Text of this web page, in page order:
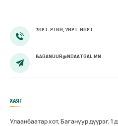
7021-2100, 7021-0021
BAGANUUR@NDAATGAL.MN
ХАЯГ
Улаанбаатар хот, Багануур дүүрэг, 1